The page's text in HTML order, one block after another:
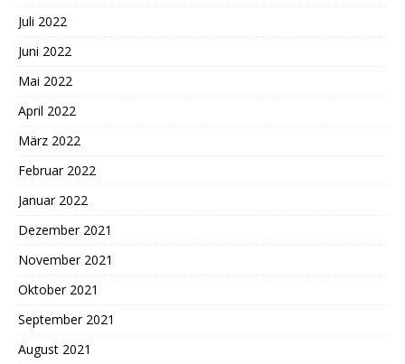
Juli 2022
Juni 2022
Mai 2022
April 2022
März 2022
Februar 2022
Januar 2022
Dezember 2021
November 2021
Oktober 2021
September 2021
August 2021